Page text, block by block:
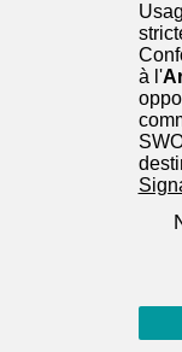
à l'